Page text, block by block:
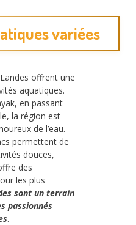
variées
offrent une
aquatiques.
en passant
la région est
de l’eau.
permettent de
douces,
des
les plus
sont un terrain
passionnés
.